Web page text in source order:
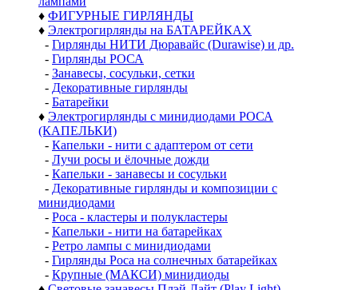
♦ ФИГУРНЫЕ ГИРЛЯНДЫ
♦ Электрогирлянды на БАТАРЕЙКАХ
- Гирлянды НИТИ Дюравайс (Durawise) и др.
- Гирлянды РОСА
- Занавесы, сосульки, сетки
- Декоративные гирлянды
- Батарейки
♦ Электрогирлянды с минидиодами РОСА
(КАПЕЛЬКИ)
- Капельки - нити с адаптером от сети
- Лучи росы и ёлочные дожди
- Капельки - занавесы и сосульки
- Декоративные гирлянды и композиции с
минидиодами
- Роса - кластеры и полукластеры
- Капельки - нити на батарейках
- Ретро лампы с минидиодами
- Гирлянды Роса на солнечных батарейках
- Крупные (МАКСИ) минидиоды